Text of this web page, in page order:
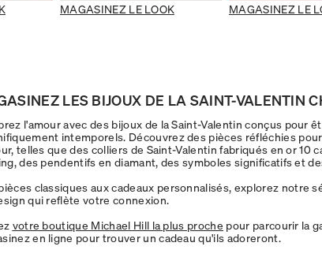
MAGASINEZ LE LOOK MAGASINEZ LE
LES BIJOUX DE LA SAINT-VALENTIN
l'amour avec des bijoux de la Saint-Valentin conçus pour
intemporels. Découvrez des pièces réfléchies
telles que des colliers de Saint-Valentin fabriqués en or 10
des pendentifs en diamant, des symboles significatifs et
classiques aux cadeaux personnalisés, explorez notre
qui reflète votre connexion.
votre boutique Michael Hill la plus proche pour parcourir la
en ligne pour trouver un cadeau qu'ils adoreront.